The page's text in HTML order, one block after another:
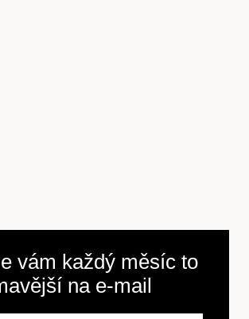
vám každý měsíc to
na e-mail